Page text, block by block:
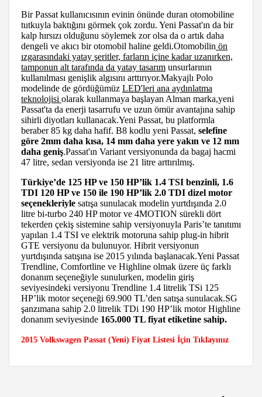
Bir Passat kullanıcısının evinin önünde duran otomobiline
tutkuyla baktığını görmek çok zordu. Yeni Passat'ın da bir
kalp hırsızı olduğunu söylemek zor olsa da o artık daha
dengeli ve akıcı bir otomobil haline geldi.Otomobilin ön
ızgarasındaki yatay şeritler, farların içine kadar uzanırken,
tamponun alt tarafında da yatay tasarım unsurlarının
kullanılması genişlik algısını arttırıyor.Makyajlı Polo
modelinde de gördüğümüz LED'leri ana aydınlatma
teknolojisi olarak kullanmaya başlayan Alman marka,yeni
Passat'ta da enerji tasarrufu ve uzun ömür avantajına sahip
sihirli diyotları kullanacak.Yeni Passat, bu platformla
beraber 85 kg daha hafif. B8 kodlu yeni Passat, selefine
göre 2mm daha kısa, 14 mm daha yere yakın ve 12 mm
daha geniş.Passat'ın Variant versiyonunda da bagaj hacmi
47 litre, sedan versiyonda ise 21 litre arttırılmış.
Türkiye’de 125 HP ve 150 HP’lik 1.4 TSI benzinli, 1.6
TDI 120 HP ve 150 ile 190 HP’lik 2.0 TDI dizel motor
seçenekleriyle satışa sunulacak modelin yurtdışında 2.0
litre bi-turbo 240 HP motor ve 4MOTION sürekli dört
tekerden çekiş sistemine sahip versiyonuyla Paris’te tanıtımı
yapılan 1.4 TSI ve elektrik motoruna sahip plug-in hibrit
GTE versiyonu da bulunuyor. Hibrit versiyonun
yurtdışında satışına ise 2015 yılında başlanacak.Yeni Passat
Trendline, Comfortline ve Highline olmak üzere üç farklı
donanım seçeneğiyle sunulurken, modelin giriş
seviyesindeki versiyonu Trendline 1.4 litrelik TSi 125
HP’lik motor seçeneği 69.900 TL’den satışa sunulacak.SG
şanzımana sahip 2.0 litrelik TDi 190 HP’lik motor Highline
donanım seviyesinde 165.000 TL fiyat etiketine sahip.
2015 Volkswagen Passat (Yeni) Fiyat Listesi İçin Tıklayınız